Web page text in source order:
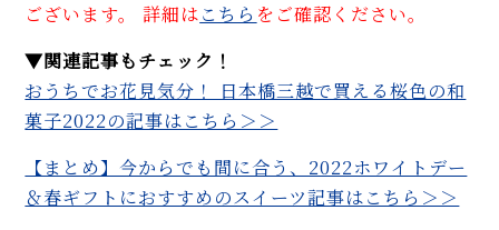
ございます。 詳細はこちら をご確認ください。
▼関連記事もチェック！
おうちでお花見気分！ 日本橋三越で買える桜色の和
菓子2022の記事はこちら＞＞
【まとめ】今からでも間に合う、2022ホワイトデー
＆春ギフトにおすすめのスイーツ記事はこちら＞＞